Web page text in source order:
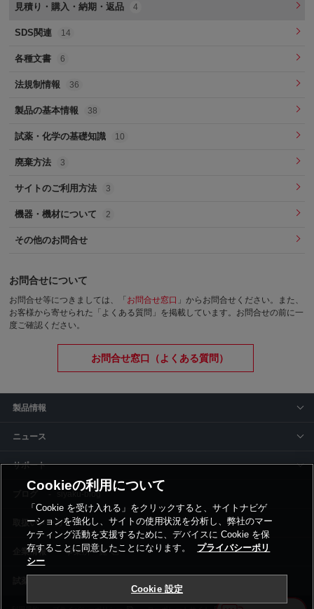
見積り・購入・納期・返品 4
SDS関連 14
各種文書 6
法規制情報 36
製品の基本情報 38
試薬・化学の基礎知識 10
廃棄方法 3
サイトのご利用方法 3
機器・機材について 2
その他のお問合せ
お問合せについて
お問合せ等につきましては、「お問合せ窓口 」からお問合せください。
また、
お客様から寄せられた「よくある質問」を掲載しています。お問合せの前に一
度ご確認ください。
お問合せ窓口（よくある質問）
製品情報
ニュース
サポート
siyaku-blog
取扱いメーカー
事業所一覧
Cookieの利用について
「Cookie を受け入れる」をクリックすると、サイトナビゲ
ーションを強化し、サイトの使用状況を分析し、弊社のマー
ケティング活動を支援するために、デバイスに Cookie を保
存することに同意したことになります。
プライバシーポリ
シー
Cookie 設定